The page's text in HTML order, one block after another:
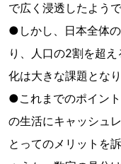
で広く浸透したようで
●しかし、日本全体
り、人口の2割を超
化は大きな課題となり
●これまでのポイン
の生活にキャッシュ
とってのメリットを